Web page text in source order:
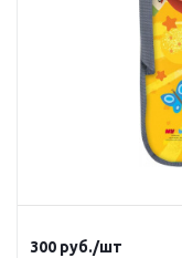
300 руб./шт